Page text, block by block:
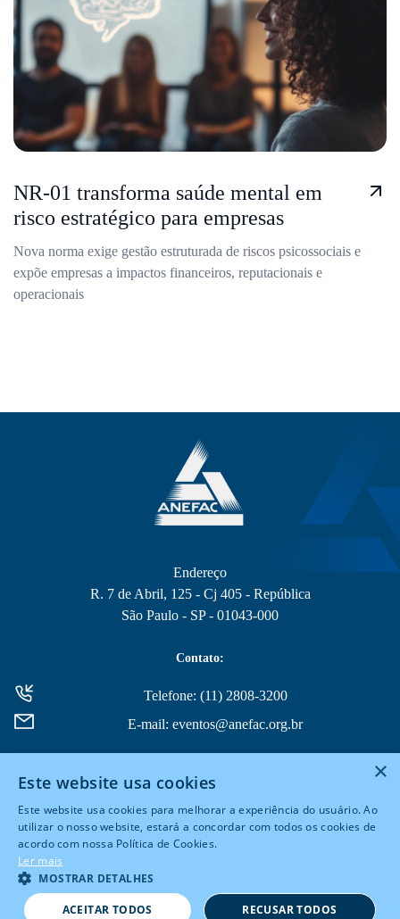
NR-01 transforma saúde mental em
risco estratégico para empresas
Nova norma exige gestão estruturada de riscos psicossociais e
expõe empresas a impactos financeiros, reputacionais e
operacionais
Endereço
R. 7 de Abril, 125 - Cj 405 - República
São Paulo - SP - 01043-000
Contato:
Telefone: (11) 2808-3200
E-mail: eventos@anefac.org.br
×
Este website usa cookies
Este website usa cookies para melhorar a experiência do usuário. Ao
utilizar o nosso website, estará a concordar com todos os cookies de
acordo com nossa Política de Cookies.
Ler mais
MOSTRAR DETALHES
ACEITAR TODOS RECUSAR TODOS